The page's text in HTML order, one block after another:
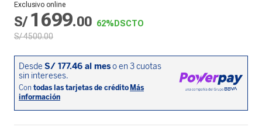
Exclusivo online
S/ 1699.00 62% DSCTO
S/4500.00